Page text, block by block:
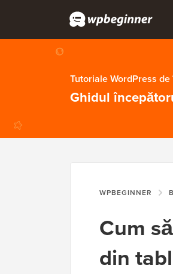
Tutoriale WordPress
Ghidul
WPBEGINNER
Cum
din